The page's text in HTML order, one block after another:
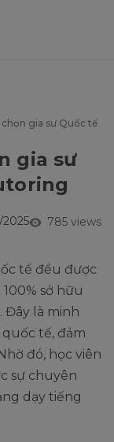
gia sư Quốc tế
gia sư
785 views
2025
tế đều được
sở hữu
Đây là minh
tế, đảm
đó, học viên
sự chuyên
dạy tiếng